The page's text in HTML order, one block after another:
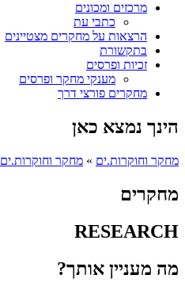
מרכזים ומכונים
כתבי עת
הרצאות על מחקרים מצטיינים
בתקשורת
זכיות ופרסים
מענקי מחקר ופרסים
מחקרים פורצי דרך
הינך נמצא כאן
מחקר וחוקרות.ים » מחקר וחוקרות.ים
מחקרים
RESEARCH
מה מעניין אותך?